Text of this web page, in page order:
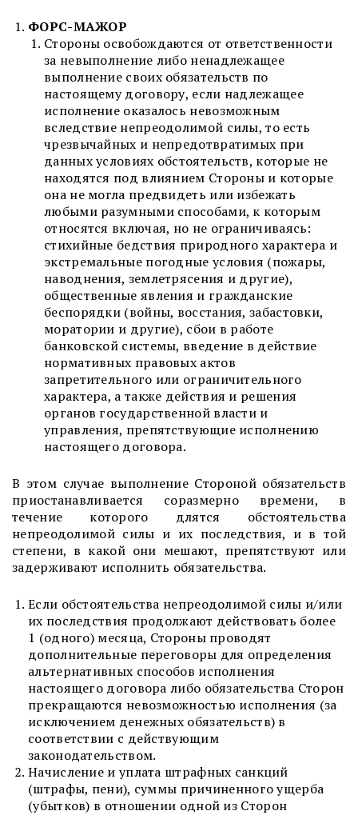
ФОРС-МАЖОР
Стороны освобождаются от ответственности
за невыполнение либо ненадлежащее
выполнение своих обязательств по
настоящему договору, если надлежащее
исполнение оказалось невозможным
вследствие непреодолимой силы, то есть
чрезвычайных и непредотвратимых при
данных условиях обстоятельств, которые не
находятся под влиянием Стороны и которые
она не могла предвидеть или избежать
любыми разумными способами, к которым
относятся включая, но не ограничиваясь:
стихийные бедствия природного характера и
экстремальные погодные условия (пожары,
наводнения, землетрясения и другие),
общественные явления и гражданские
беспорядки (войны, восстания, забастовки,
моратории и другие), сбои в работе
банковской системы, введение в действие
нормативных правовых актов
запретительного или ограничительного
характера, а также действия и решения
органов государственной власти и
управления, препятствующие исполнению
настоящего договора.
В этом случае выполнение Стороной обязательств
приостанавливается соразмерно времени, в
течение которого длятся обстоятельства
непреодолимой силы и их последствия, и в той
степени, в какой они мешают, препятствуют или
задерживают исполнить обязательства.
Если обстоятельства непреодолимой силы и/или
их последствия продолжают действовать более
1 (одного) месяца, Стороны проводят
дополнительные переговоры для определения
альтернативных способов исполнения
настоящего договора либо обязательства Сторон
прекращаются невозможностью исполнения (за
исключением денежных обязательств) в
соответствии с действующим
законодательством.
Начисление и уплата штрафных санкций
(штрафы, пени), суммы причиненного ущерба
(убытков) в отношении одной из Сторон